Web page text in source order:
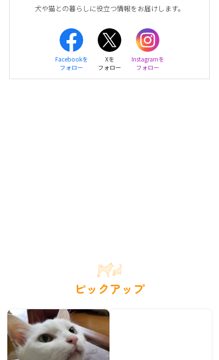
犬や猫との暮らしに役立つ情報をお届けします。
Facebookを
フォロー
Xを
フォロー
Instagramを
フォロー
ピックアップ